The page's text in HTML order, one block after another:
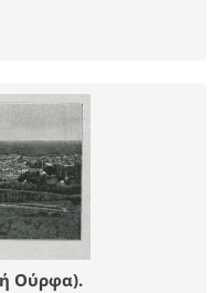
Ούρφα).